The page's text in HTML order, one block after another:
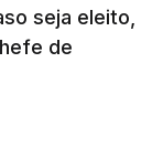
seja eleito,
de